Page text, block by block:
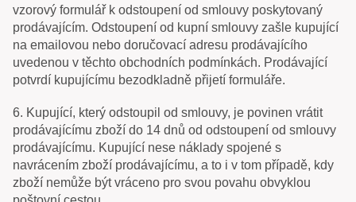
vzorový formulář k odstoupení od smlouvy poskytovaný
prodávajícím. Odstoupení od kupní smlouvy zašle kupující
na emailovou nebo doručovací adresu prodávajícího
uvedenou v těchto obchodních podmínkách. Prodávající
potvrdí kupujícímu bezodkladně přijetí formuláře.
6. Kupující, který odstoupil od smlouvy, je povinen vrátit
prodávajícímu zboží do 14 dnů od odstoupení od smlouvy
prodávajícímu. Kupující nese náklady spojené s
navrácením zboží prodávajícímu, a to i v tom případě, kdy
zboží nemůže být vráceno pro svou povahu obvyklou